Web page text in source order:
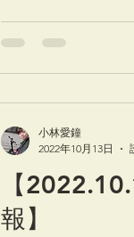
【
報】
小林愛鐘
2022年10月13日